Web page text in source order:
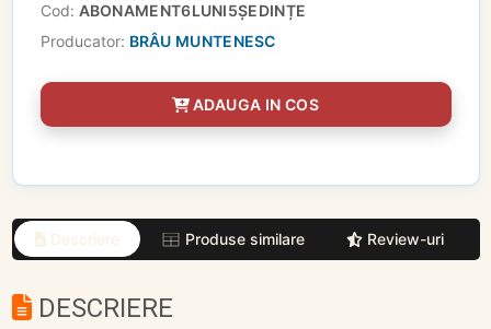
Cod: ABONAMENT6LUNI5ȘEDINȚE
Producator: BRÂU MUNTENESC
ADAUGA IN COS
Descriere Produse similare Review-uri
DESCRIERE